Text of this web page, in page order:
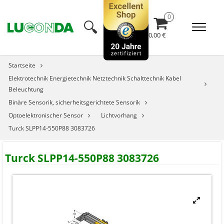
🔍︎ 0,00 €
Startseite
Elektrotechnik Energietechnik Netztechnik Schalttechnik Kabel
Beleuchtung
Binäre Sensorik, sicherheitsgerichtete Sensorik
Optoelektronischer Sensor
Lichtvorhang
Turck SLPP14-550P88 3083726
Turck SLPP14-550P88 3083726
